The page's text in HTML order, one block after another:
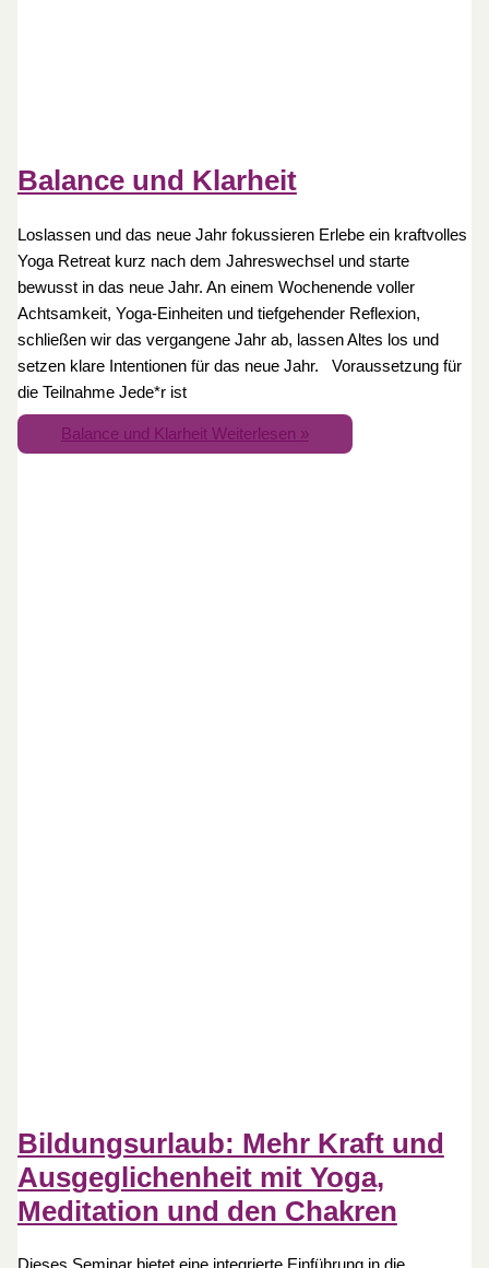
Balance und Klarheit
Loslassen und das neue Jahr fokussieren Erlebe ein kraftvolles
Yoga Retreat kurz nach dem Jahreswechsel und starte
bewusst in das neue Jahr. An einem Wochenende voller
Achtsamkeit, Yoga-Einheiten und tiefgehender Reflexion,
schließen wir das vergangene Jahr ab, lassen Altes los und
setzen klare Intentionen für das neue Jahr. Voraussetzung für
die Teilnahme Jede*r ist
Balance und KlarheitWeiterlesen »
Bildungsurlaub: Mehr Kraft und
Ausgeglichenheit mit Yoga,
Meditation und den Chakren